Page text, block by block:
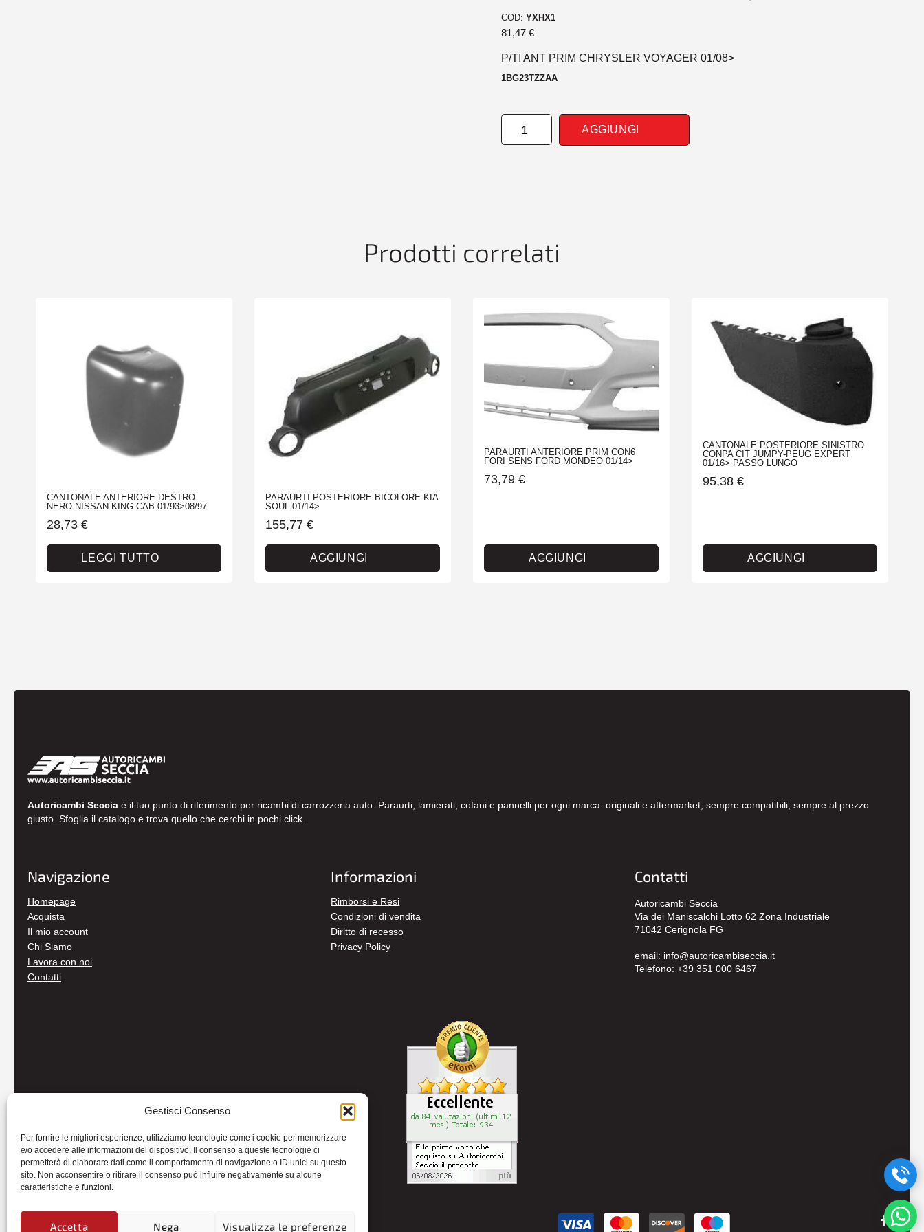
Gestisci Consenso
Per fornire le migliori esperienze, utilizziamo tecnologie come i cookie per memorizzare
e/o accedere alle informazioni del dispositivo. Il consenso a queste tecnologie ci
permetterà di elaborare dati come il comportamento di navigazione o ID unici su questo
sito. Non acconsentire o ritirare il consenso può influire negativamente su alcune
caratteristiche e funzioni.
Accetta Nega Visualizza le preferenze
COD: YXHX1
81,47 €
P/TI ANT PRIM CHRYSLER VOYAGER 01/08>
1BG23TZZAA
PARAURTI
ANTERIORE
AGGIUNGI
Prodotti correlati
CANTONALE ANTERIORE DESTRO
NERO NISSAN KING CAB 01/93>08/97
28,73 €
LEGGI TUTTO
PARAURTI POSTERIORE BICOLORE KIA
SOUL 01/14>
155,77 €
AGGIUNGI
PARAURTI ANTERIORE PRIM CON6
FORI SENS FORD MONDEO 01/14>
73,79 €
AGGIUNGI
CANTONALE POSTERIORE SINISTRO
CONPA CIT JUMPY-PEUG EXPERT
01/16> PASSO LUNGO
95,38 €
AGGIUNGI
Autoricambi Seccia è il tuo punto di riferimento per ricambi di carrozzeria auto. Paraurti, lamierati, cofani e pannelli per ogni marca: originali e aftermarket, sempre compatibili, sempre al prezzo
giusto. Sfoglia il catalogo e trova quello che cerchi in pochi click.
Navigazione
Homepage
Acquista
Il mio account
Chi Siamo
Lavora con noi
Contatti
Informazioni
Rimborsi e Resi
Condizioni di vendita
Diritto di recesso
Privacy Policy
Contatti
Autoricambi Seccia
Via dei Maniscalchi Lotto 62 Zona Industriale
71042 Cerignola FG
email: info@autoricambiseccia.it
Telefono: +39 351 000 6467
© 2026Autoricambi Seccia - P.IVA IT04434240711 -Credits